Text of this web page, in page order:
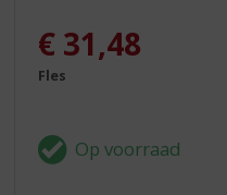
€ 31,48
Fles